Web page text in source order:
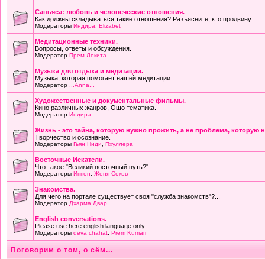
Саньяса: любовь и человеческие отношения.
Как должны складываться такие отношения? Разъясните, кто продвинут...
Модераторы Индира Elizabet
Медитационные техники.
Вопросы, ответы и обсуждения.
Модератор Прем Локита
Музыка для отдыха и медитации.
Музыка, которая помогает нашей медитации.
Модератор ...Anna...
Художественные и документальные фильмы.
Кино различных жанров, Ошо тематика.
Модератор Индира
Жизнь - это тайна, которую нужно прожить, а не проблема, которую
Творчество и осознание.
Модераторы Гьян Ниди Пхуллера
Восточные Искатели.
Что такое "Великий восточный путь?"
Модераторы Иппон Женя Соков
Знакомства.
Для чего на портале существует своя "служба знакомств"?...
Модератор Дхарма Двар
English conversations.
Please use here english language only.
Модераторы deva chahat Prem Kumari
Поговорим о том, о сём...